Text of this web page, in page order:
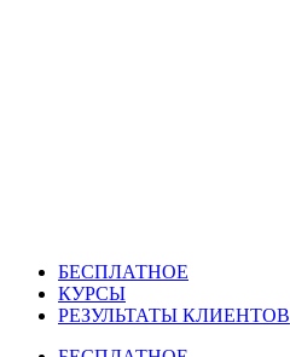
БЕСПЛАТНОЕ
КУРСЫ
РЕЗУЛЬТАТЫ КЛИЕНТОВ